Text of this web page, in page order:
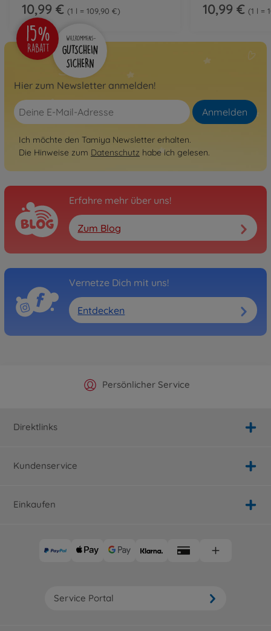
10,99 € 1 l = 109,90 € 10,99 € 1 l =
Hier zum Newsletter anmelden!
Anmelden
Ich möchte den Tamiya Newsletter erhalten.
Die Hinweise zum Datenschutz habe ich gelesen.
Erfahre mehr über uns!
Zum Blog
Vernetze Dich mit uns!
Entdecken
Offizieller Hersteller Shop
Persönlicher Service
Versandkostenfrei ab 25€
Schnelle Lieferung
Direktlinks
Kundenservice
Einkaufen
Service Portal